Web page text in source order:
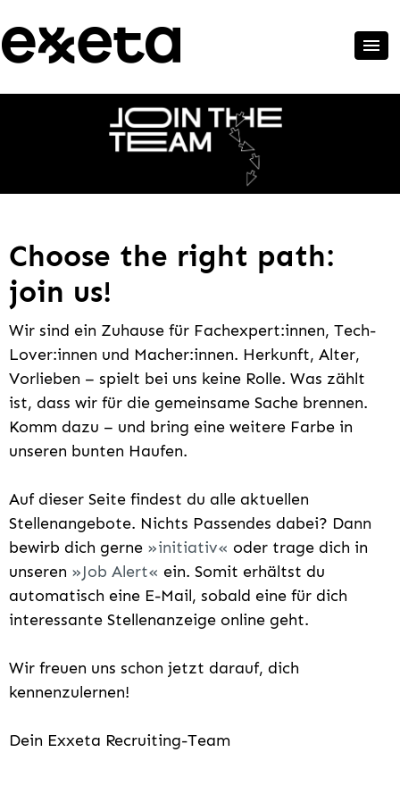
Choose the right path:
join us!
Wir sind ein Zuhause für Fachexpert:innen, Tech-
Lover:innen und Macher:innen. Herkunft, Alter,
Vorlieben – spielt bei uns keine Rolle. Was zählt
ist, dass wir für die gemeinsame Sache brennen.
Komm dazu – und bring eine weitere Farbe in
unseren bunten Haufen.
Auf dieser Seite findest du alle aktuellen
Stellenangebote. Nichts Passendes dabei? Dann
bewirb dich gerne
initiativ
oder trage dich in
unseren
Job Alert
ein. Somit erhältst du
automatisch eine E-Mail, sobald eine für dich
interessante Stellenanzeige online geht.
Wir freuen uns schon jetzt darauf, dich
kennenzulernen!
Dein Exxeta Recruiting-Team